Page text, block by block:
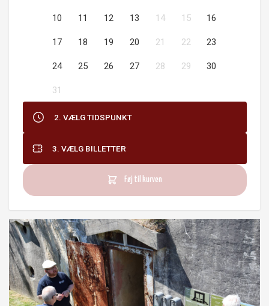
10 11 12 13 14 15 16
17 18 19 20 21 22 23
24 25 26 27 28 29 30
31
2. VÆLG TIDSPUNKT
3. VÆLG BILLETTER
Føj til kurven